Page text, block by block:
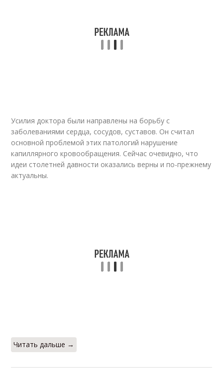
Усилия доктора были направлены на борьбу с
заболеваниями сердца, сосудов, суставов. Он считал
основной проблемой этих патологий нарушение
капиллярного кровообращения. Сейчас очевидно, что
идеи столетней давности оказались верны и по-прежнему
актуальны.
Читать дальше →